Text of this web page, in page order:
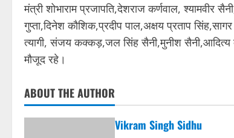
मंत्री शोभाराम प्रजापति,देशराज कर्णवाल, श्यामवीर
गुप्ता,दिनेश कौशिक,प्रदीप पाल,अक्षय प्रताप
त्यागी, संजय कक्कड़,जल सिंह सैनी,मुनीश सैनी,आदित्य
मौजूद रहे।
ABOUT THE AUTHOR
Vikram Singh Sidhu